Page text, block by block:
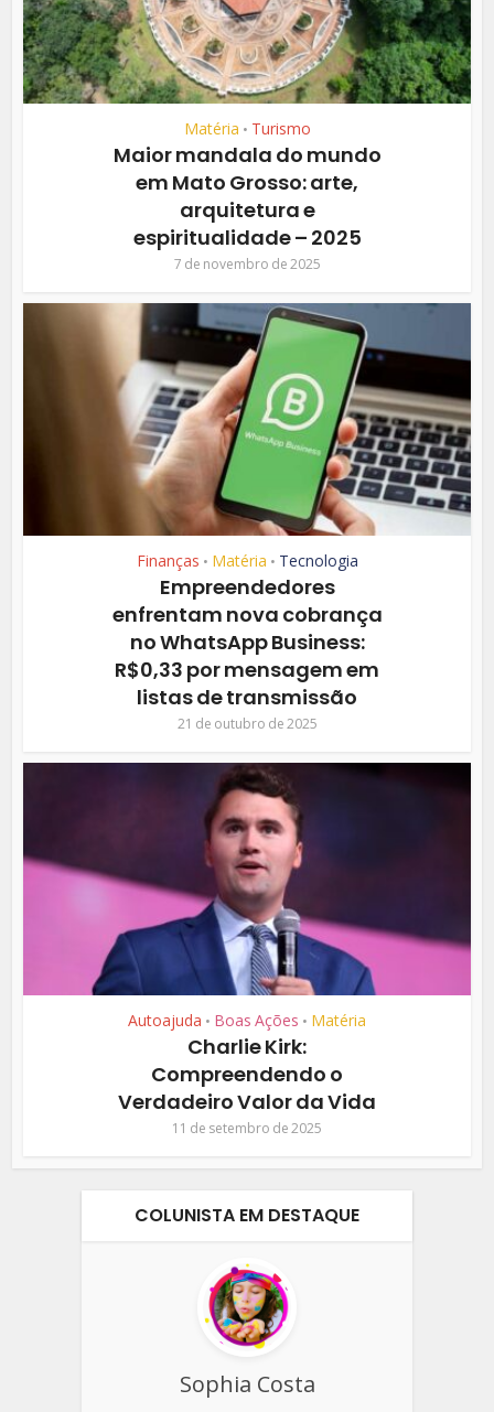
Matéria • Turismo
Maior mandala do mundo
em Mato Grosso: arte,
arquitetura e
espiritualidade – 2025
7 de novembro de 2025
Finanças • Matéria • Tecnologia
Empreendedores
enfrentam nova cobrança
no WhatsApp Business:
R$0,33 por mensagem em
listas de transmissão
21 de outubro de 2025
Autoajuda • Boas Ações • Matéria
Charlie Kirk:
Compreendendo o
Verdadeiro Valor da Vida
11 de setembro de 2025
COLUNISTA EM DESTAQUE
Sophia Costa